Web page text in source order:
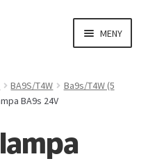
MENY
BA9S/T4W
Ba9s/T4W (5
BA9s 24V